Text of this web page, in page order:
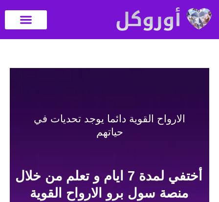
content
الارواح القوية دائما يوجد تحديات في
حياتهم
أختفي لمدة 7 ايام و تعلم من خلال
منصة سول برو الارواح القوية